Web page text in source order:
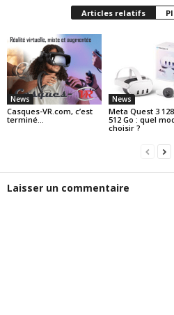
Articles relatifs
News
Casques-VR.com, c’est
terminé…
News
Meta Quest 3
512 Go : quel
choisir ?
Laisser un commentaire